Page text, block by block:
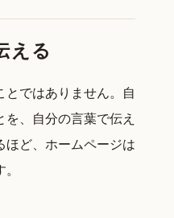
える
ではありません。自
、自分の言葉で伝え
ほど、ホームページは